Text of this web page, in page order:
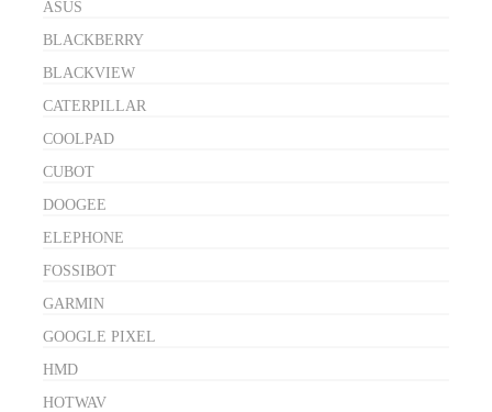
ASUS
BLACKBERRY
BLACKVIEW
CATERPILLAR
COOLPAD
CUBOT
DOOGEE
ELEPHONE
FOSSIBOT
GARMIN
GOOGLE PIXEL
HMD
HOTWAV